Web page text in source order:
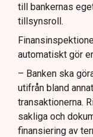
till bankernas
tillsynsroll.
automatiskt gör
– Banken ska
utifrån bland
transaktionerna.
sakliga och
finansiering av